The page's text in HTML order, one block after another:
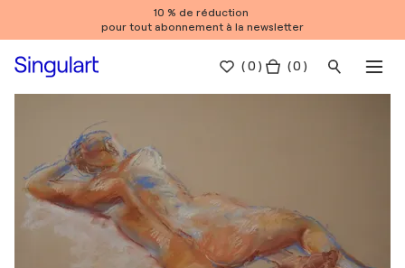
10 % de réduction
pour tout abonnement à la newsletter
(0 ) ( 0 )